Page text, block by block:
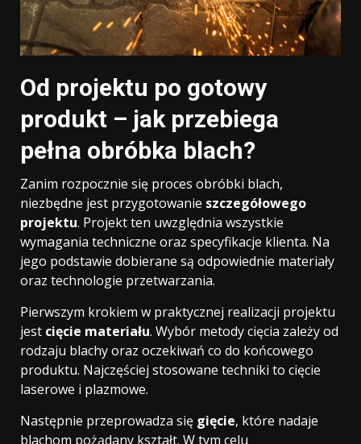
Od projektu po gotowy
produkt – jak przebiega
pełna obróbka blach?
Zanim rozpocznie się proces obróbki blach,
niezbędne jest przygotowanie szczegółowego
projektu. Projekt ten uwzględnia wszystkie
wymagania techniczne oraz specyfikacje klienta. Na
jego podstawie dobierane są odpowiednie materiały
oraz technologie przetwarzania.
Pierwszym krokiem w praktycznej realizacji projektu
jest cięcie materiału. Wybór metody cięcia zależy od
rodzaju blachy oraz oczekiwań co do końcowego
produktu. Najczęściej stosowane techniki to cięcie
laserowe i plazmowe.
Następnie przeprowadza się gięcie, które nadaje
blachom pożądany kształt. W tym celu